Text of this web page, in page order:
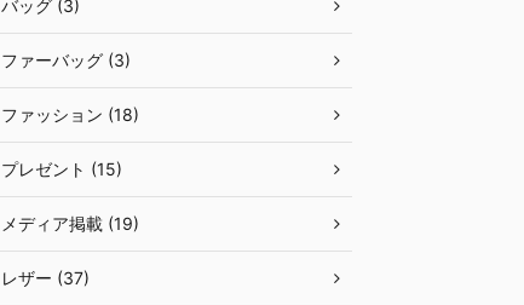
バッグ (3)
ファーバッグ (3)
ファッション (18)
プレゼント (15)
メディア掲載 (19)
レザー (37)